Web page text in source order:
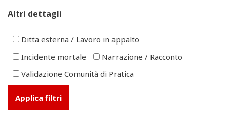
Altri dettagli
Ditta esterna / Lavoro in appalto
Incidente mortale
Narrazione / Racconto
Validazione Comunità di Pratica